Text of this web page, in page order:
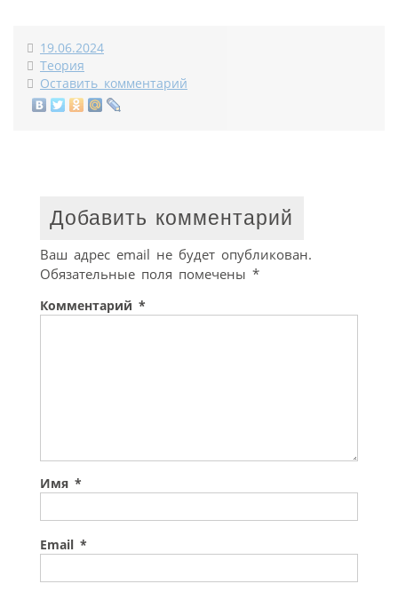
19.06.2024
Теория
Оставить комментарий
Добавить комментарий
Ваш адрес email не будет опубликован.
Обязательные поля помечены *
Комментарий *
Имя *
Email *